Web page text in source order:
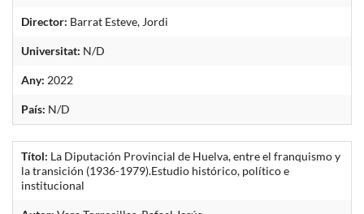
Director: Barrat Esteve, Jordi
Universitat: N/D
Any: 2022
País: N/D
Títol: La Diputación Provincial de Huelva, entre el franquismo y
la transición (1936-1979).Estudio histórico, político e
institucional